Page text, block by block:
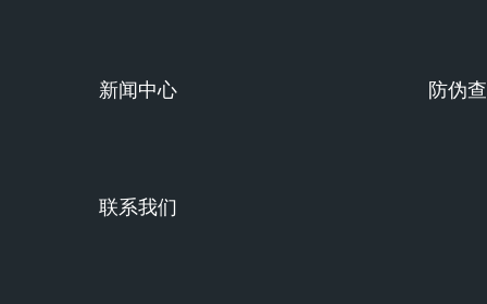
新闻中心 防伪
联系我们